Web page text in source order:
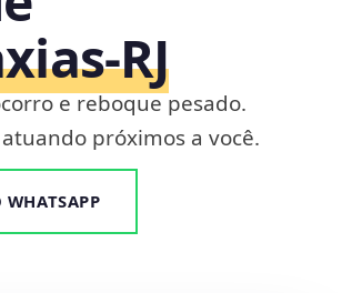
e reboque pesado.
próximos a você.
WHATSAPP